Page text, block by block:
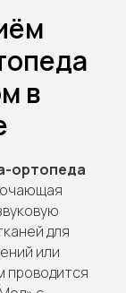
в
ортопеда
для
или
проводится